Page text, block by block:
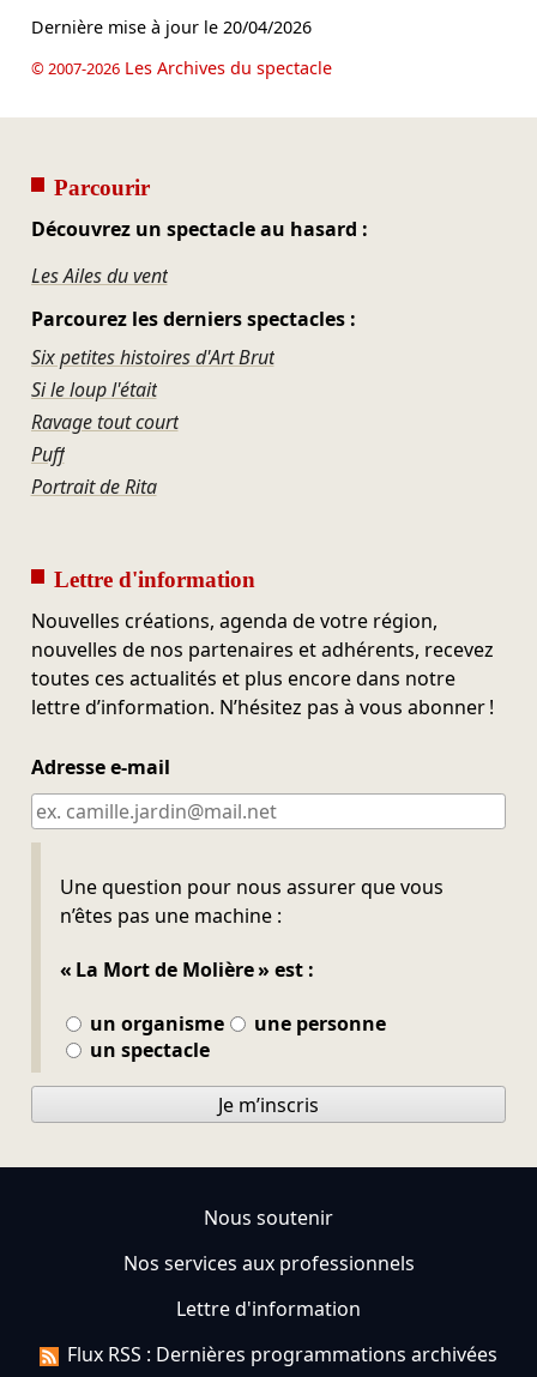
Dernière mise à jour le 20/04/2026
© 2007-2026Les Archives du spectacle
Parcourir
Découvrez un spectacle au hasard :
Les Ailes du vent
Parcourez les derniers spectacles :
Six petites histoires d'Art Brut
Si le loup l'était
Ravage tout court
Puff
Portrait de Rita
Lettre d'information
Nouvelles créations, agenda de votre région,
nouvelles de nos partenaires et adhérents, recevez
toutes ces actualités et plus encore dans notre
lettre d’information. N’hésitez pas à vous abonner !
Adresse e-mail
Une question pour nous assurer que vous
n’êtes pas une machine :
« La Mort de Molière » est :
un organisme
une personne
un spectacle
Ne pas remplir
Je m’inscris
Nous soutenir
Nos services aux professionnels
Lettre d'information
Flux RSS : Dernières programmations archivées